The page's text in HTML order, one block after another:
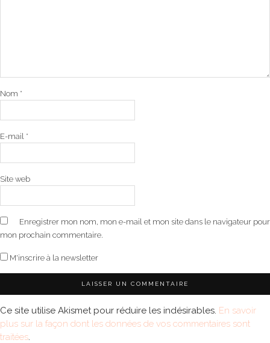
Nom *
E-mail *
Site web
Enregistrer mon nom, mon e-mail et mon site dans le navigateur pour
mon prochain commentaire.
M'inscrire à la newsletter
Ce site utilise Akismet pour réduire les indésirables. En savoir
plus sur la façon dont les données de vos commentaires sont
traitées.